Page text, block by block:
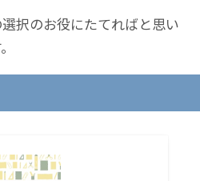
択のお役にたてればと思い